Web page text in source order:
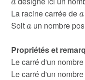
La racine carrée de
a
Soit
a
un nombre
Propriétés et
Le carré d'un
Le carré d'un